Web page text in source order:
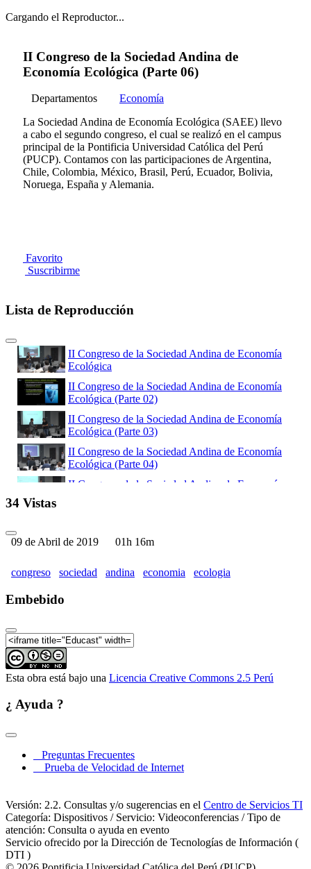
Cargando el Reproductor...
II Congreso de la Sociedad Andina de
Economía Ecológica (Parte 06)
Departamentos
Economía
La Sociedad Andina de Economía Ecológica (SAEE) llevo
a cabo el segundo congreso, el cual se realizó en el campus
principal de la Pontificia Universidad Católica del Perú
(PUCP). Contamos con las participaciones de Argentina,
Chile, Colombia, México, Brasil, Perú, Ecuador, Bolivia,
Noruega, España y Alemania.
Favorito
Suscribirme
Lista de Reproducción
II Congreso de la Sociedad Andina de Economía
Ecológica
II Congreso de la Sociedad Andina de Economía
Ecológica (Parte 02)
II Congreso de la Sociedad Andina de Economía
Ecológica (Parte 03)
II Congreso de la Sociedad Andina de Economía
Ecológica (Parte 04)
II Congreso de la Sociedad Andina de Economía
II Congreso de la Sociedad Andina de Economía
II Congreso de la Sociedad Andina de Economía
II Congreso de la Sociedad Andina de Economía
II Congreso de la Sociedad Andina de Economía
Ecológica (Parte 13)
II Congreso de la Sociedad Andina de Economía
Ecológica (Parte 15)
II Congreso de la Sociedad Andina de Economía
34 Vistas
09 de Abril de 2019 01h 16m
congreso sociedad andina economia ecologia
Embebido
Esta obra está bajo una Licencia Creative Commons 2.5 Perú
¿ Ayuda ?
Preguntas Frecuentes
Prueba de Velocidad de Internet
Versión: 2.2. Consultas y/o sugerencias en el Centro de Servicios TI
Categoría: Dispositivos / Servicio: Videoconferencias / Tipo de
atención: Consulta o ayuda en evento
Servicio ofrecido por la Dirección de Tecnologías de Información (
DTI )